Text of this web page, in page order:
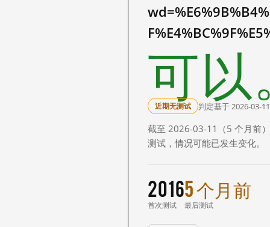
可以
近期无测试 判定基于 2026-03-
截至 2026-03-11（5 个月前
测试，情况可能已发生变化。
2016
首次测试
5 个月前
最后测试